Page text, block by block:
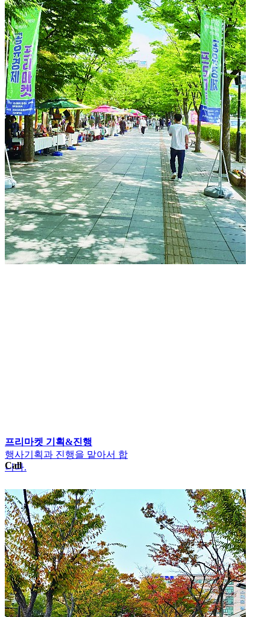
프리마켓 기획&진행
행사기획과 진행을 맡아서 합
니다.
Call